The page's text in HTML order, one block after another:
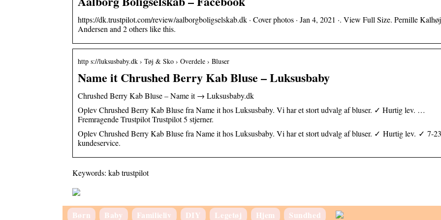
https://dk.trustpilot.com/review/aalborgboligselskab.dk · Cover photos · Jan 4, 2021 ·. View Full Size. Pernille Kalhøj
Andersen and 2 others like this.
http s://luksusbaby.dk › Tøj & Sko › Overdele › Bluser
Name it Chrushed Berry Kab Bluse – Luksusbaby
Chrushed Berry Kab Bluse – Name it → Luksusbaby.dk
Oplev Chrushed Berry Kab Bluse fra Name it hos Luksusbaby. Vi har et stort udvalg af bluser. ✓ Hurtig lev. …
Fremragende Trustpilot Trustpilot 5 stjerner.
Oplev Chrushed Berry Kab Bluse fra Name it hos Luksusbaby. Vi har et stort udvalg af bluser. ✓ Hurtig lev. ✓ 7-23
kundeservice.
Keywords: kab trustpilot
Børn Baby Familieliv DIY Legetøj Hjem Sundhed